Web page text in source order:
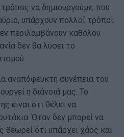
να δημιουργούμε, που
υπάρχουν πολλοί τρόποι
περιλαμβάνουν καθόλου
δεν θα λύσει το
αναπόφευκτη συνέπεια του
η διάνοιά μας. Το
είναι ότι θέλει να
Όταν δεν μπορεί να
θεωρεί ότι υπάρχει χάος και